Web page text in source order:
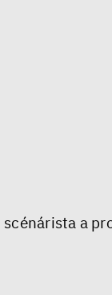
a